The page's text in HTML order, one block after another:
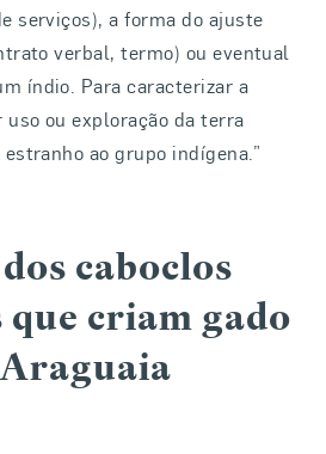
serviços), a forma do ajuste
verbal, termo) ou eventual
índio. Para caracterizar a
ou exploração da terra
ao grupo indígena.”
caboclos
criam gado